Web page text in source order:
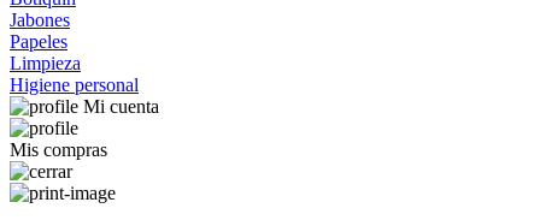
Jabones
Papeles
Limpieza
Higiene personal
Mi cuenta
Mis compras